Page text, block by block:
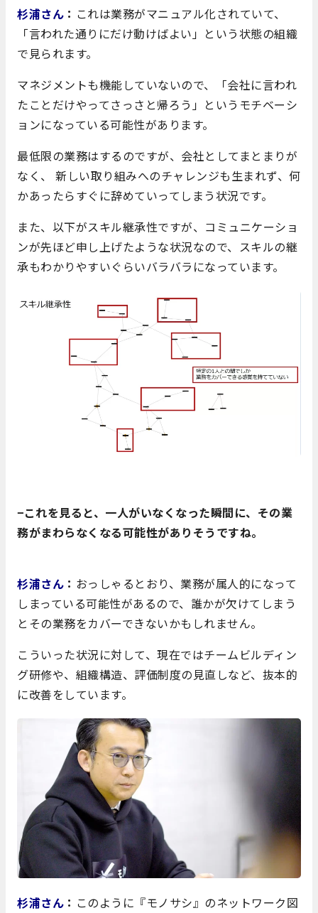
杉浦さん ： これは業務がマニュアル化されていて、
「言われた通りにだけ動けばよい」という状態の組織
で見られます。
マネジメントも機能していないので、「会社に言われ
たことだけやってさっさと帰ろう」というモチベーシ
ョンになっている可能性があります。
最低限の業務はするのですが、会社としてまとまりが
なく、 新しい取り組みへのチャレンジも生まれず、何
かあったらすぐに辞めていってしまう状況です。
また、以下がスキル継承性ですが、コミュニケーショ
ンが先ほど申し上げたような状況なので、スキルの継
承もわかりやすいぐらいバラバラになっています。
−これを見ると、一人がいなくなった瞬間に、その業
務がまわらなくなる可能性がありそうですね。
杉浦さん ： おっしゃるとおり、業務が属人的になって
しまっている可能性があるので、誰かが欠けてしまう
とその業務をカバーできないかもしれません。
こういった状況に対して、現在ではチームビルディン
グ研修や、組織構造、評価制度の見直しなど、抜本的
に改善をしています。
杉浦さん ： このように『モノサシ』のネットワーク図